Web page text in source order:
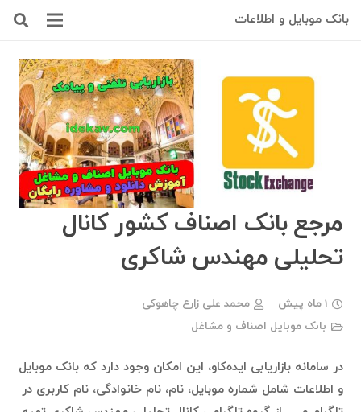
بانک موبایل و اطلاعات
مرجع بانک اصناف کشور کانال
تحلیلی مهندس شاکری
1 ماه پیش
محمد علی زارع چاهوکی
بانک موبایل اصناف و مشاغل
در سامانه بازاریابی ایده‌کاو، این امکان وجود دارد که بانک موبایل
و اطلاعات شامل شماره موبایل، نام، نام خانوادگی، نام کاربری در